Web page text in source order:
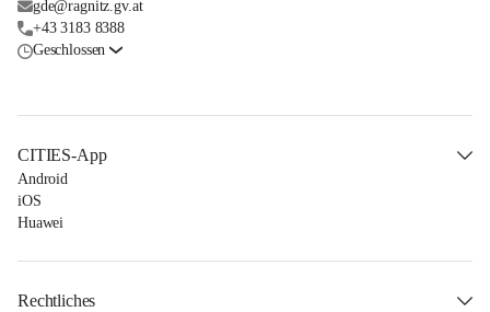
gde@ragnitz.gv.at
+43 3183 8388
Geschlossen
CITIES-App
Android
iOS
Huawei
Rechtliches